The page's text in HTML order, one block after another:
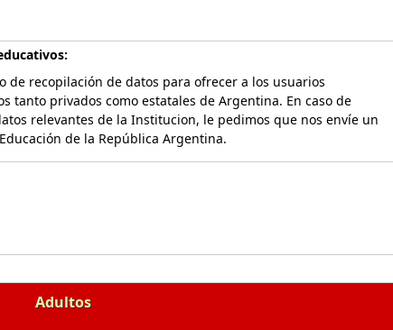
recopilación de datos para ofrecer a los usuarios
tanto privados como estatales de Argentina. En caso de
relevantes de la Institucion, le pedimos que nos envíe un
de la República Argentina.
Adultos